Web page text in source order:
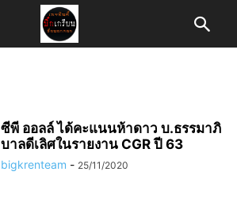
ซีพี ออลล์ ได้คะแนนห้าดาว บ.ธรรมาภิ
บาลดีเลิศในรายงาน CGR ปี 63
bigkrenteam - 25/11/2020